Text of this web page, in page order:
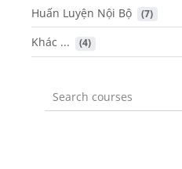
Huấn Luyện Nội Bộ (7)
Khác ... (4)
Search courses